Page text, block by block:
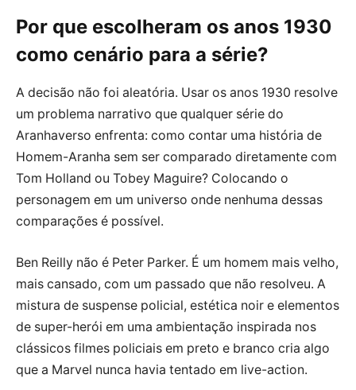
Por que escolheram os anos 1930
como cenário para a série?
A decisão não foi aleatória. Usar os anos 1930 resolve
um problema narrativo que qualquer série do
Aranhaverso enfrenta: como contar uma história de
Homem-Aranha sem ser comparado diretamente com
Tom Holland ou Tobey Maguire? Colocando o
personagem em um universo onde nenhuma dessas
comparações é possível.
Ben Reilly não é Peter Parker. É um homem mais velho,
mais cansado, com um passado que não resolveu. A
mistura de suspense policial, estética noir e elementos
de super-herói em uma ambientação inspirada nos
clássicos filmes policiais em preto e branco cria algo
que a Marvel nunca havia tentado em live-action.